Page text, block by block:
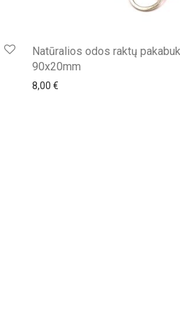
Natūralios odos raktų
90x20mm
8,00 €